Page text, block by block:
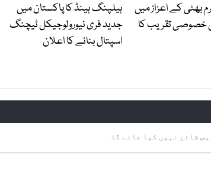
بھٹی کے اعزاز میں
خصوصی تقریب کا
ہیلپنگ ہینڈ کا پاکستان میں
جدید فری نیورولوجیکل ٹیچنگ
اسپتال بنانے کا اعلان
شائع نہیں کیا جائے گا.